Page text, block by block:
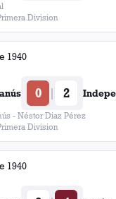
Division
1940
0 | 2
- Néstor Diaz Pérez
Division
1940